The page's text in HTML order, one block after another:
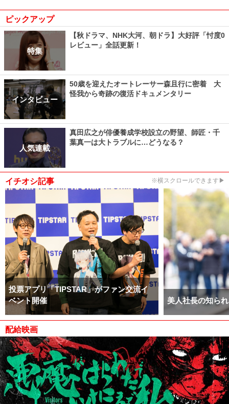
ピックアップ
特集
【秋ドラマ、NHK大河、朝ドラ】大好評「忖度0
レビュー」全話更新！
インタビュー
50歳を迎えたオートレーサー森且行に密着 大
怪我から奇跡の復活ドキュメンタリー
人気連載
真田広之が俳優養成学校設立の野望、師匠・千
葉真一は大トラブルに…どうなる？
イチオシ記事 ※横スクロールできます▶
投票アプリ「TIPSTAR」がファン交流イ
ベント開催
美人社長の知ら
配給映画